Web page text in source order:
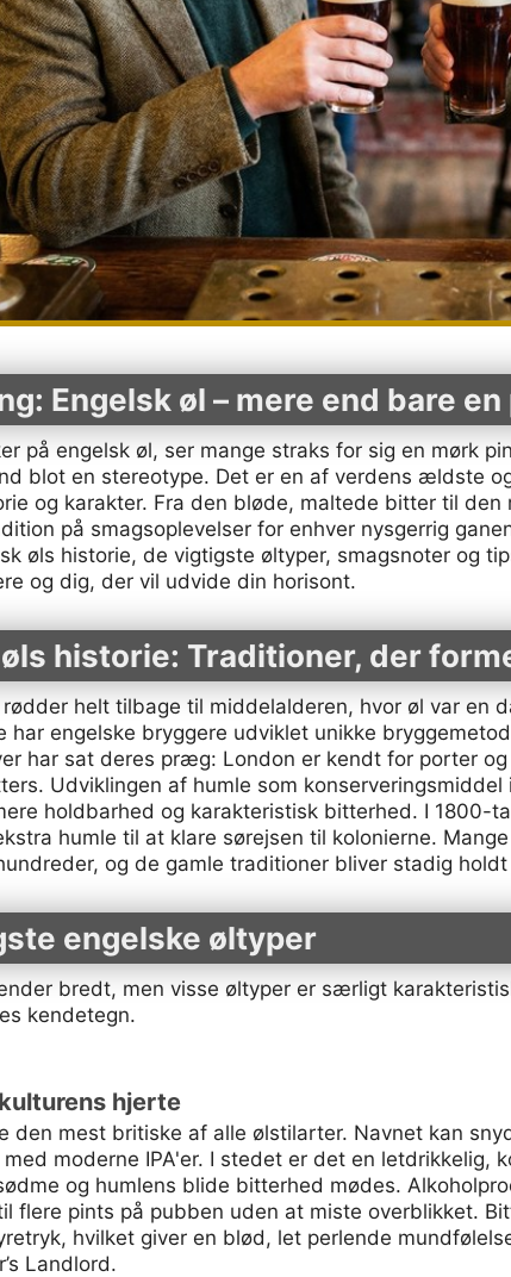
Engelsk øl – mere end bare en
på engelsk øl, ser mange straks for sig en mørk
blot en stereotype. Det er en af verdens ældste
og karakter. Fra den bløde, maltede bitter til
på smagsoplevelser for enhver nysgerrig
øls historie, de vigtigste øltyper, smagsnoter og
og dig, der vil udvide din horisont.
historie: Traditioner, der
rødder helt tilbage til middelalderen, hvor øl var en
har engelske bryggere udviklet unikke
har sat deres præg: London er kendt for porter
Udviklingen af humle som
holdbarhed og karakteristisk bitterhed. I 1800-
humle til at klare sørejsen til kolonierne.
og de gamle traditioner bliver stadig
engelske øltyper
bredt, men visse øltyper er særligt
kendetegn.
hjerte
den mest britiske af alle ølstilarter. Navnet kan
moderne IPA'er. I stedet er det en letdrikkelig,
og humlens blide bitterhed mødes.
flere pints på pubben uden at miste overblikket.
hvilket giver en blød, let perlende
Landlord.